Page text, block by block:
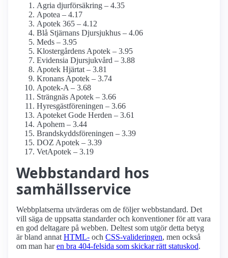
Agria djurförsäkring – 4.35
Apotea – 4.17
Apotek 365 – 4.12
Blå Stjärnans Djursjukhus – 4.06
Meds – 3.95
Klostergårdens Apotek – 3.95
Evidensia Djursjukvård – 3.88
Apotek Hjärtat – 3.81
Kronans Apotek – 3.74
Apotek-A – 3.68
Strängnäs Apotek – 3.66
Hyresgästföreningen – 3.66
Apoteket Gode Herden – 3.61
Apohem – 3.44
Brandskyddsföreningen – 3.39
DOZ Apotek – 3.39
VetApotek – 3.19
Webbstandard hos
samhälls­service
Webbplatserna utvärderas om de följer webbstandard. Det
vill säga de uppsatta standarder och konventioner för att vara
en god deltagare på webben. Deltest som utgör detta betyg
är bland annat HTML- och CSS-valideringen, men också
om man haren bra 404-felsida som skickar rätt statuskod.